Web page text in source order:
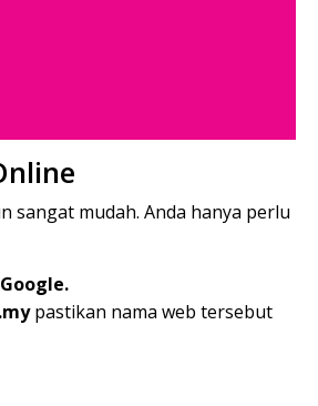
sangat mudah. Anda hanya perlu
Google.
pastikan nama web tersebut